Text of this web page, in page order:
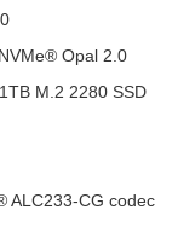
Opal 2.0
M.2 2280 SSD
ALC233-CG codec